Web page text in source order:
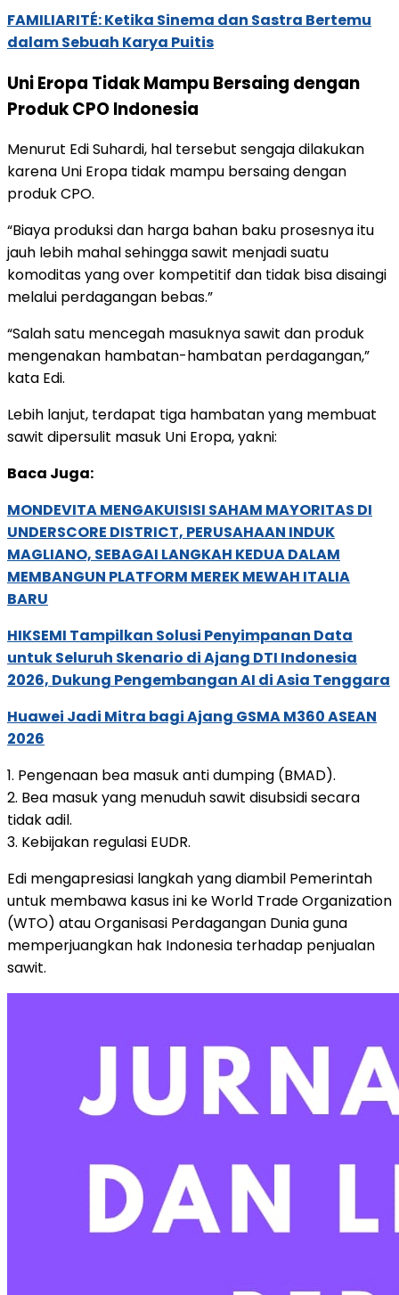
FAMILIARITÉ: Ketika Sinema dan Sastra Bertemu
dalam Sebuah Karya Puitis
Uni Eropa Tidak Mampu Bersaing dengan
Produk CPO Indonesia
Menurut Edi Suhardi, hal tersebut sengaja dilakukan
karena Uni Eropa tidak mampu bersaing dengan
produk CPO.
“Biaya produksi dan harga bahan baku prosesnya itu
jauh lebih mahal sehingga sawit menjadi suatu
komoditas yang over kompetitif dan tidak bisa disaingi
melalui perdagangan bebas.”
“Salah satu mencegah masuknya sawit dan produk
mengenakan hambatan-hambatan perdagangan,”
kata Edi.
Lebih lanjut, terdapat tiga hambatan yang membuat
sawit dipersulit masuk Uni Eropa, yakni:
Baca Juga:
MONDEVITA MENGAKUISISI SAHAM MAYORITAS DI
UNDERSCORE DISTRICT, PERUSAHAAN INDUK
MAGLIANO, SEBAGAI LANGKAH KEDUA DALAM
MEMBANGUN PLATFORM MEREK MEWAH ITALIA
BARU
HIKSEMI Tampilkan Solusi Penyimpanan Data
untuk Seluruh Skenario di Ajang DTI Indonesia
2026, Dukung Pengembangan AI di Asia Tenggara
Huawei Jadi Mitra bagi Ajang GSMA M360 ASEAN
2026
1. Pengenaan bea masuk anti dumping (BMAD).
2. Bea masuk yang menuduh sawit disubsidi secara
tidak adil.
3. Kebijakan regulasi EUDR.
Edi mengapresiasi langkah yang diambil Pemerintah
untuk membawa kasus ini ke World Trade Organization
(WTO) atau Organisasi Perdagangan Dunia guna
memperjuangkan hak Indonesia terhadap penjualan
sawit.